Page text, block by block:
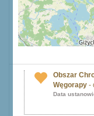
Obszar
Węgorapy -
Data